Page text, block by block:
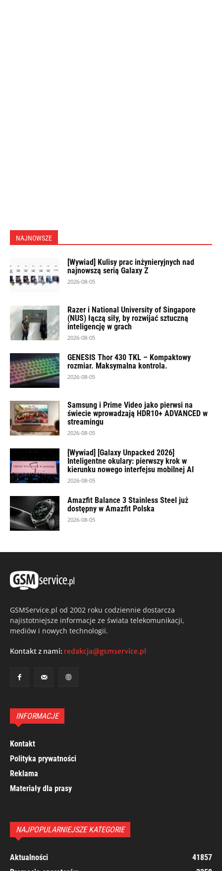
NAJNOWSZE
[Wywiad] Kulisy prac inżynieryjnych nad
najnowszą serią Galaxy Z
2026-08-05
Razer i National University of Singapore
(NUS) łączą siły, by rozwijać sztuczną
inteligencję w grach
2026-08-05
GENESIS Thor 430 TKL – Kompaktowy
rozmiar. Maksymalna kontrola.
2026-08-05
Samsung i Prime Video jako pierwsi na
świecie wprowadzają HDR10+ ADVANCED w
streamingu
2026-08-05
[Wywiad] [Galaxy Unpacked 2026]
Inteligentne okulary: pierwszy krok w
kierunku nowego interfejsu mobilnej AI
2026-08-05
Amazfit Balance 3 Stainless Steel już
dostępny w Amazfit Polska
2026-08-05
GSMService.pl od 2002 roku codziennie dostarcza
najistotniejsze informacje ze świata telekomunikacji,
mediów i nowych technologii.
Kontakt z nami: redakcja@gsmservice.pl
INFORMACJE
Kontakt
Polityka prywatności
Reklama
Materiały dla prasy
NAJPOPULARNIEJSZE KATEGORIE
Aktualności
41857